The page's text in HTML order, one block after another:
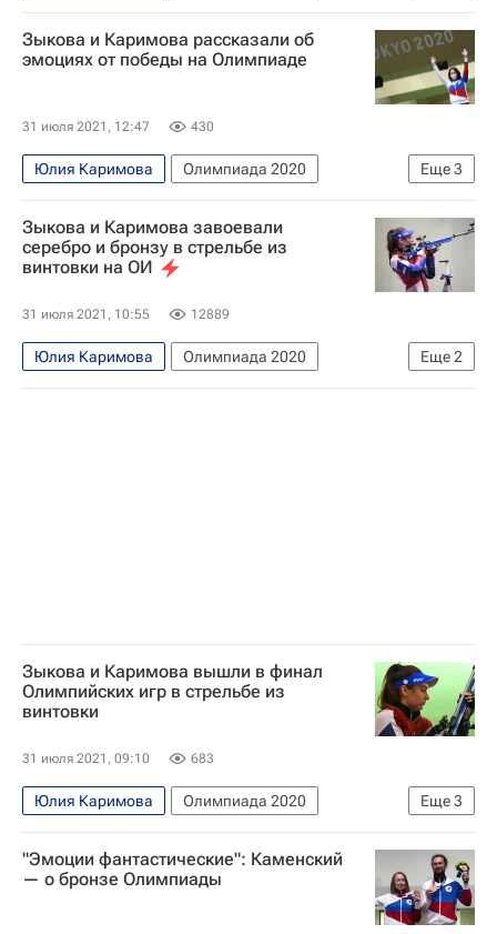
Олимпийские игры
Стрелковый спорт
Зыкова и Каримова рассказали об
эмоциях от победы на Олимпиаде
31 июля 2021, 12:47 430
Еще3
Юлия Каримова
Олимпиада 2020
Олимпийские игры
Стрелковый спорт
Юлия Зыкова
Зыкова и Каримова завоевали
серебро и бронзу в стрельбе из
винтовки на ОИ
31 июля 2021, 10:55 12889
Еще2
Юлия Каримова
Олимпиада 2020
Стрелковый спорт
Юлия Зыкова
Зыкова и Каримова вышли в финал
Олимпийских игр в стрельбе из
винтовки
31 июля 2021, 09:10 683
Еще3
Юлия Каримова
Олимпиада 2020
Олимпийские игры
Стрелковый спорт
Юлия Зыкова
"Эмоции фантастические": Каменский
— о бронзе Олимпиады